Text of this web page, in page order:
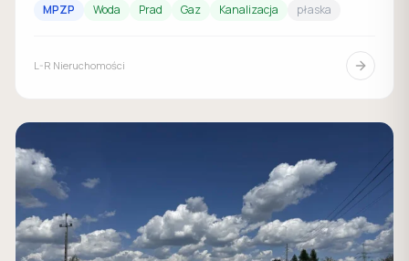
MPZP Woda Prad Gaz Kanalizacja płaska
L-R Nieruchomości